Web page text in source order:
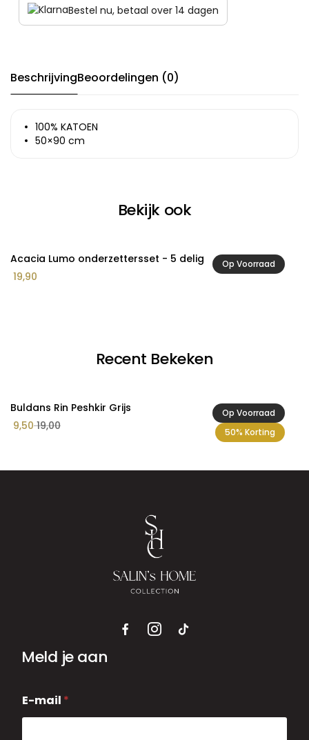
Bestel nu, betaal over 14 dagen
BeschrijvingBeoordelingen (0)
100% KATOEN
50×90 cm
Bekijk ook
Op Voorraad
Acacia Lumo onderzettersset - 5 delig
19,90
Recent Bekeken
Op Voorraad
50% Korting
Buldans Rin Peshkir Grijs
9,5019,00
Meld je aan
-
m
E-mail *